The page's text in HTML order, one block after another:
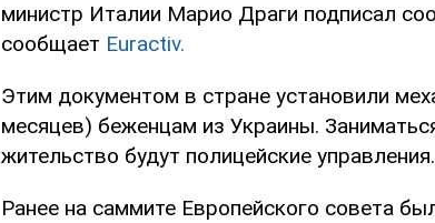
министр Италии Марио Драги подписал
сообщает Euractiv.
Этим документом в стране установили
месяцев) беженцам из Украины.
жительство будут полицейские управления.
Ранее на саммите Европейского совета